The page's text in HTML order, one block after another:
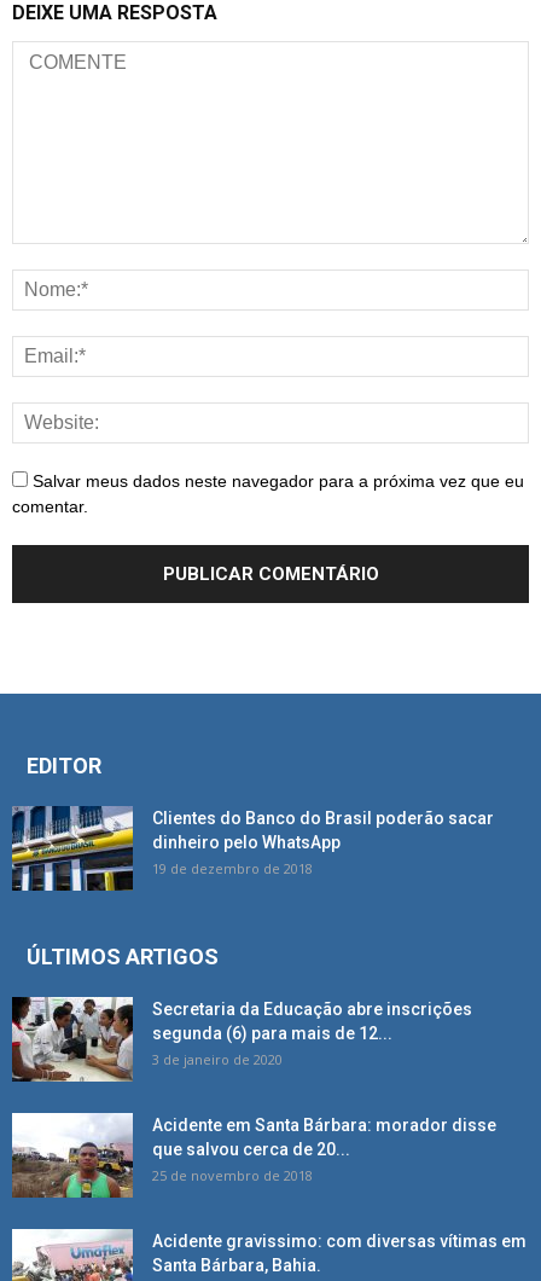
DEIXE UMA RESPOSTA
Salvar meus dados neste navegador para a próxima vez que eu
comentar.
EDITOR
Clientes do Banco do Brasil poderão sacar
dinheiro pelo WhatsApp
19 de dezembro de 2018
ÚLTIMOS ARTIGOS
Secretaria da Educação abre inscrições
segunda (6) para mais de 12...
3 de janeiro de 2020
Acidente em Santa Bárbara: morador disse
que salvou cerca de 20...
25 de novembro de 2018
Acidente gravissimo: com diversas vítimas em
Santa Bárbara, Bahia.